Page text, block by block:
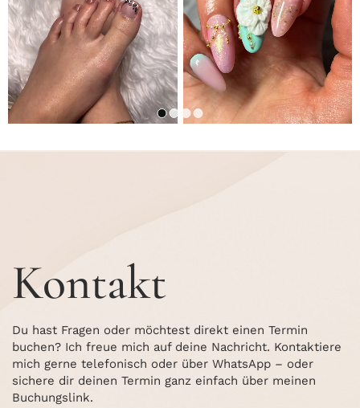
Kontakt
Du hast Fragen oder möchtest direkt einen Termin
buchen? Ich freue mich auf deine Nachricht. Kontaktiere
mich gerne telefonisch oder über WhatsApp – oder
sichere dir deinen Termin ganz einfach über meinen
Buchungslink.